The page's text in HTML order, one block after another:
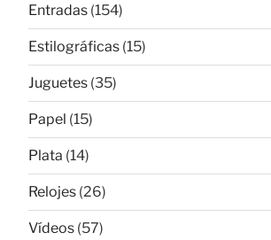
Entradas (154)
Estilográficas (15)
Juguetes (35)
Papel (15)
Plata (14)
Relojes (26)
Vídeos (57)